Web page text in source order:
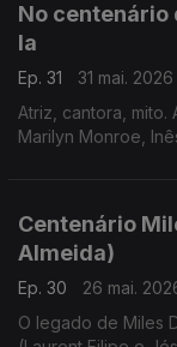
No centenário
la
Ep. 31
31 mai. 2026
Atriz, cantora, mito.
Marilyn Monroe,
Centenário
Almeida)
Ep. 30
26 mai.
O legado de Miles